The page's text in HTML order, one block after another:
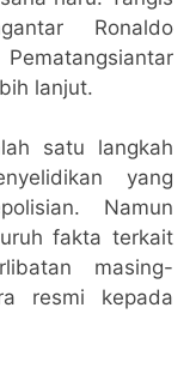
Ronaldo
lanjut.
satu langkah
yang
Namun
fakta terkait
masing-
resmi kepada